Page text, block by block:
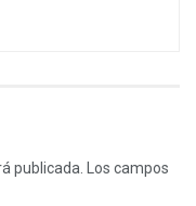
publicada.
Los campos